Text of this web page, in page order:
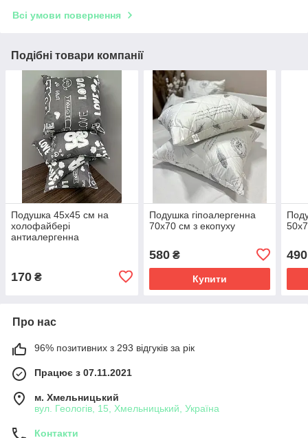
Всі умови повернення
Подібні товари компанії
Подушка 45х45 см на
холофайбері
антиалергенна
170 ₴
Подушка гіпоалергенна
70х70 см з екопуху
580₴
Купити
490
Про нас
96% позитивних з 293 відгуків за рік
Працює з 07.11.2021
м. Хмельницький
вул. Геологів, 15, Хмельницький, Україна
Контакти